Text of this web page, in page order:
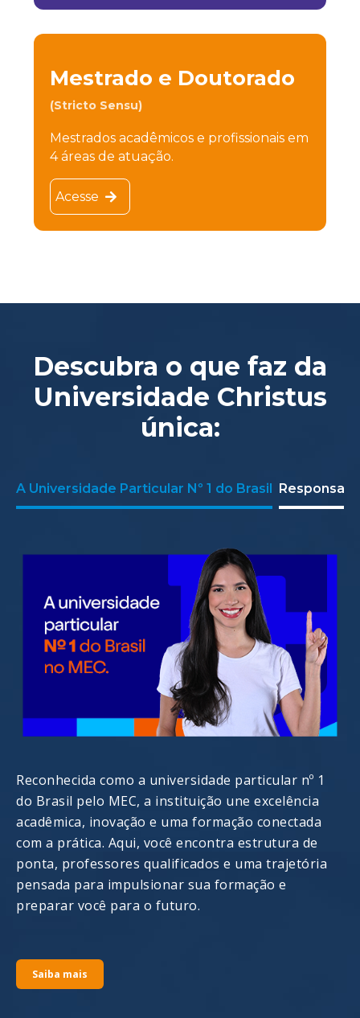
Mestrado e Doutorado
(Stricto Sensu)
Mestrados acadêmicos e profissionais em
4 áreas de atuação.
Acesse
Descubra o que faz da
Universidade Christus
única:
A Universidade Particular Nº 1 do Brasil
Reconhecida como a universidade particular nº 1
do Brasil pelo MEC, a instituição une excelência
acadêmica, inovação e uma formação conectada
com a prática. Aqui, você encontra estrutura de
ponta, professores qualificados e uma trajetória
pensada para impulsionar sua formação e
preparar você para o futuro.
Saiba mais